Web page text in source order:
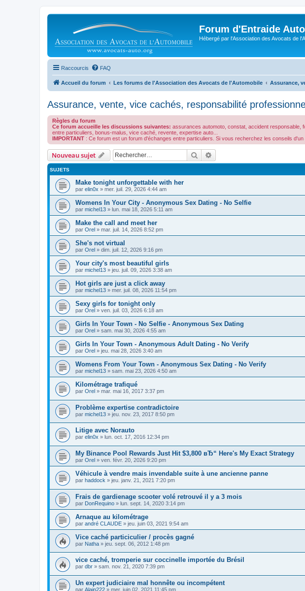
Forum d'Entraide
Hébergé par l'Association des Avocats de
Raccourcis FAQ
Accueil du forum Les forums de l'Association des Avocats de l'Automobile Assurance,
Assurance, vente, vice cachés, responsabilité
Règles du forum
Ce forum accueille les discussions suivantes: assurances automoto, constat, accident responsable,
entre particuliers, bonus-malus, vice caché, revente, expertise auto...
IMPORTANT : Ce forum est un forum d'échanges entre particuliers. Si vous recherchez les conseils
Nouveau sujet Rechercher
SUJETS
Make tonight unforgettable with her
par elin0x » mer. juil. 29, 2026 4:44 am
Womens In Your City - Anonymous Sex Dating - No Selfie
par michel13 » lun. mai 18, 2026 5:11 am
Make the call and meet her
par Orel » mar. juil. 14, 2026 8:52 pm
She's not virtual
par Orel » dim. juil. 12, 2026 9:16 pm
Your city's most beautiful girls
par michel13 » jeu. juil. 09, 2026 3:38 am
Hot girls are just a click away
par michel13 » mer. juil. 08, 2026 11:54 pm
Sexy girls for tonight only
par Orel » ven. juil. 03, 2026 6:18 am
Girls In Your Town - No Selfie - Anonymous Sex Dating
par Orel » sam. mai 30, 2026 4:55 am
Girls In Your Town - Anonymous Adult Dating - No Verify
par Orel » jeu. mai 28, 2026 3:40 am
Womens From Your Town - Anonymous Sex Dating - No Verify
par michel13 » sam. mai 23, 2026 4:50 am
Kilométrage trafiqué
par Orel » mar. mai 16, 2017 3:37 pm
Problème expertise contradictoire
par michel13 » jeu. nov. 23, 2017 8:50 pm
Litige avec Norauto
par elin0x » lun. oct. 17, 2016 12:34 pm
My Binance Pool Rewards Just Hit $3,800 вЂ“ Here's My Exact Strategy
par Orel » ven. févr. 20, 2026 9:20 pm
Véhicule à vendre mais invendable suite à une ancienne panne
par haddock » jeu. janv. 21, 2021 7:20 pm
Frais de gardienage scooter volé retrouvé il y a 3 mois
par DonRequino » lun. sept. 14, 2020 3:14 pm
Arnaque au kilométrage
par andré CLAUDE » jeu. juin 03, 2021 9:54 am
Vice caché particiculier / procès gagné
par Natha » jeu. sept. 06, 2012 1:48 pm
vice caché, tromperie sur coccinelle importée du Brésil
par dbr » sam. nov. 21, 2020 7:39 pm
Un expert judiciaire mal honnête ou incompétent
par Alain222 » mer. juin 02, 2021 11:45 pm